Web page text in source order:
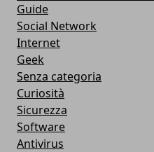
Guide
Social Network
Internet
Geek
Senza categoria
Curiosità
Sicurezza
Software
Antivirus